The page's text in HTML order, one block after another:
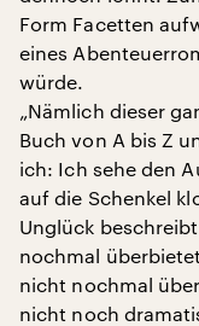
Form Facetten
eines
würde.
„Nämlich dieser
Buch von A bis Z
ich: Ich sehe den
auf die Schenkel
Unglück
nochmal
nicht nochmal
nicht noch